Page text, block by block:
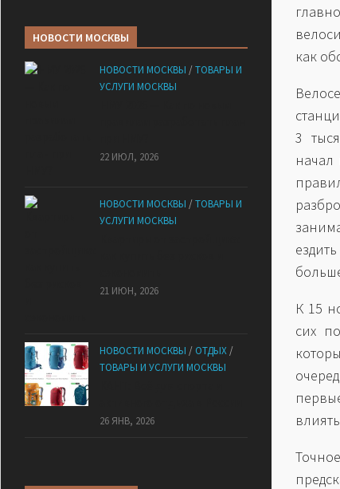
как
3
начал
К 15
сих
НОВОСТИ МОСКВЫ
НОВОСТИ МОСКВЫ /ТОВАРЫ И
УСЛУГИ МОСКВЫ
22 ИЮЛ, 2026
НОВОСТИ МОСКВЫ /ТОВАРЫ И
УСЛУГИ МОСКВЫ
21 ИЮН, 2026
НОВОСТИ МОСКВЫ / ОТДЫХ /
ТОВАРЫ И УСЛУГИ МОСКВЫ
26 ЯНВ, 2026